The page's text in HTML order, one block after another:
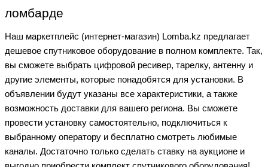
ломбарде
Наш маркетплейс (интернет-магазин) Lomba.kz предлагает
дешевое спутниковое оборудование в полном комплекте. Так,
вы сможете выбрать цифровой ресивер, тарелку, антенну и
другие элементы, которые понадобятся для установки. В
объявлении будут указаны все характеристики, а также
возможность доставки для вашего региона. Вы сможете
провести установку самостоятельно, подключиться к
выбранному оператору и бесплатно смотреть любимые
каналы. Достаточно только сделать ставку на аукционе и